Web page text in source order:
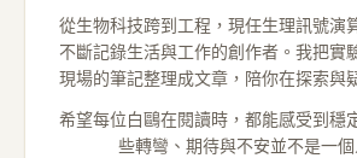
從生物科技跨到工程，現任生理訊號演
不斷記錄生活與工作的創作者。我把實
現場的筆記整理成文章，陪你在探索與
希望每位白鷗在閱讀時，都能感受到穩
些轉彎、期待與不安並不是一個